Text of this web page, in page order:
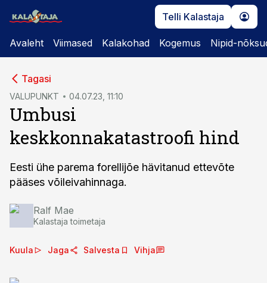
Telli Kalastaja
Avaleht Viimased Kalakohad Kogemus Nipid-
Tagasi
VALUPUNKT 04.07.23, 11:10
Umbusi
keskkonnakatastroofi hind
Eesti ühe parema forellijõe hävitanud ettevõte
pääses võileivahinnaga.
Ralf Mae
Kalastaja toimetaja
Kuula Jaga Salvesta Vihja